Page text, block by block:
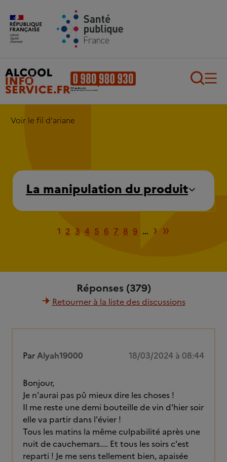
Aller au contenu principal
Voir le fil d'ariane
La manipulation du produit
1 2 3 4 5 6 7 8 9 … Page
› Dernière
»
Réponses (379)
Retourner à la liste des discussions
ParAlyah19000 18/03/2024 à 08:44
Bonjour,
Je n'aurai pas pû mieux dire les choses !
Il me reste une demi bouteille de vin d'hier soir
elle va partir dans l'évier !
Tous les matins la même culpabilité après une
nuit de cauchemars.... Et tous les soirs c'est
reparti ! Je me sens tellement bien, apaisée